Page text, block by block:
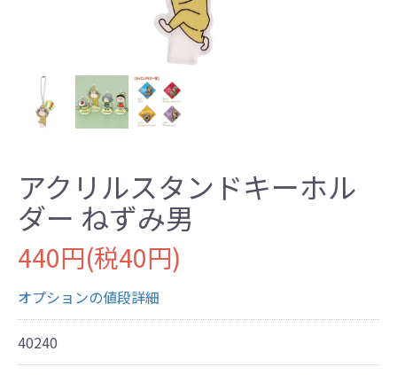
アクリルスタンドキーホル
ダー ねずみ男
440円(税40円)
オプションの値段詳細
40240